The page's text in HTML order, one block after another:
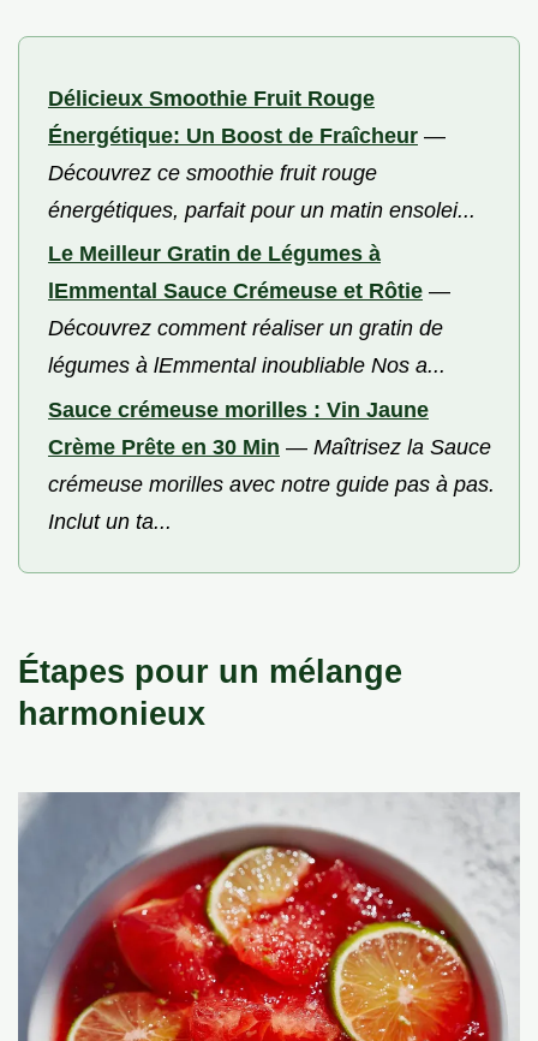
Délicieux Smoothie Fruit Rouge
Énergétique: Un Boost de Fraîcheur —
Découvrez ce smoothie fruit rouge
énergétiques, parfait pour un matin ensolei...
Le Meilleur Gratin de Légumes à
lEmmental Sauce Crémeuse et Rôtie —
Découvrez comment réaliser un gratin de
légumes à lEmmental inoubliable Nos a...
Sauce crémeuse morilles : Vin Jaune
Crème Prête en 30 Min — Maîtrisez la Sauce
crémeuse morilles avec notre guide pas à pas.
Inclut un ta...
Étapes pour un mélange
harmonieux